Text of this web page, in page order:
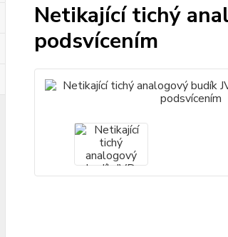
Netikající tichý
podsvícením